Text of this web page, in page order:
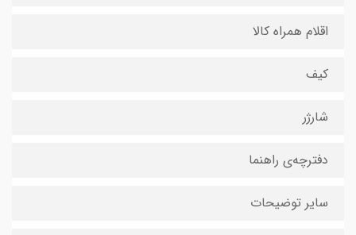
اقلام همراه کالا
کیف
شارژر
دفترچه‌ی راهنما
سایر توضیحات